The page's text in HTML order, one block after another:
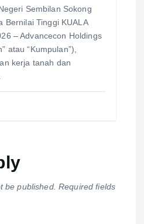
Sembilan Sokong
Bernilai Tinggi KUALA
– Advancecon Holdings
atau “Kumpulan”),
kerja tanah dan
be published. Required fields